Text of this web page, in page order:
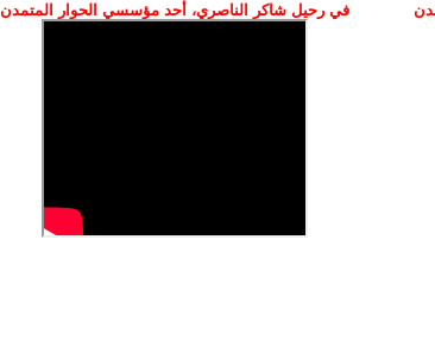
في رحيل شاكر الناصري، أحد مؤسسي الحوار المتمدن